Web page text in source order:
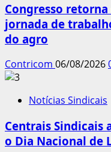
Congresso retorna
jornada de
do agro
Contricom 06/08/2026
Notícias Sindicais
Centrais Sindicais
o Dia Nacional de